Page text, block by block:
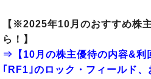
【※2025年10月のおすすめ株
ら！】
⇒ 【10月の株主優待の内容&利
｢RF1｣のロック・フィールド